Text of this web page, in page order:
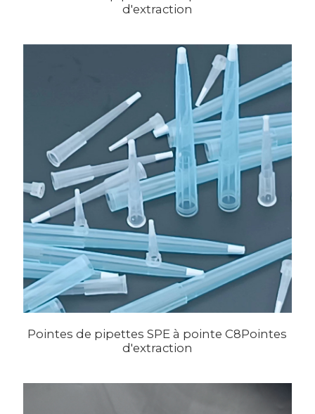
d'extraction
Pointes de pipettes SPE à pointe C8Pointes
d'extraction